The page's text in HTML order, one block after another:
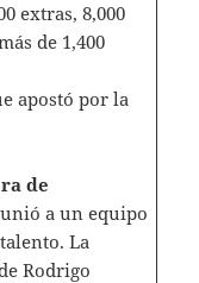
extras, 8,000
de 1,400
apostó por la
de
a un equipo
La
Rodrigo